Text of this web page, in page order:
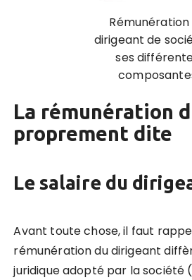
Rémunération
dirigeant de
ses
La rémunération
proprement dite
Le salaire du
Avant toute chose, il faut
rémunération du dirigeant
juridique adopté par la société